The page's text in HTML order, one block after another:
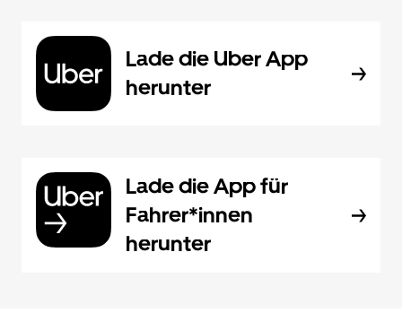
Lade die Uber App
herunter
Lade die App für
Fahrer*innen
herunter